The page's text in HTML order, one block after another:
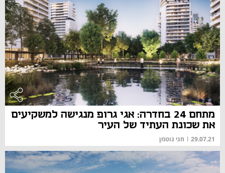
מתחם 24 בחדרה: אגי גרופ מנגישה למשקיעים
את שכונת העתיד של העיר
29.07.21
| חגי גוטמן